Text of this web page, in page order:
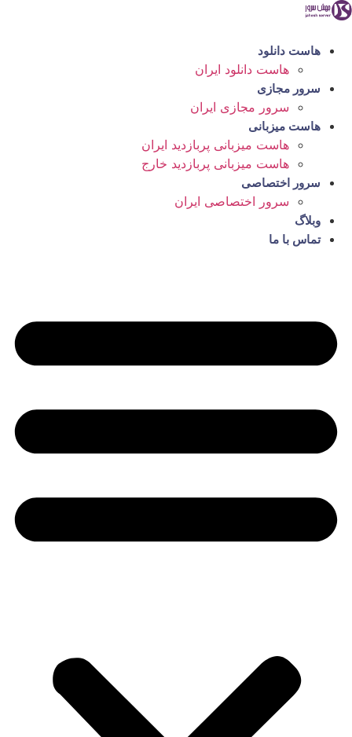
پرش
محتوا
هاست دانلود
هاست دانلود ایران
سرور مجازی
سرور مجازی ایران
هاست میزبانی
هاست میزبانی پربازدید ایران
هاست میزبانی پربازدید خارج
سرور اختصاصی
سرور اختصاصی ایران
وبلاگ
تماس با ما